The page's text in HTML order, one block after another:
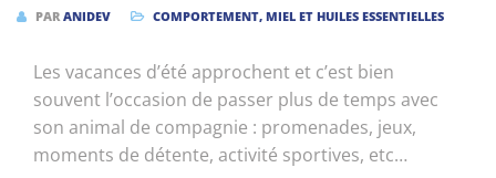
PAR ANIDEV COMPORTEMENT, MIEL ET HUILES ESSENTIELLES
Les vacances d’été approchent et c’est bien
souvent l’occasion de passer plus de temps avec
son animal de compagnie : promenades, jeux,
moments de détente, activité sportives, etc…